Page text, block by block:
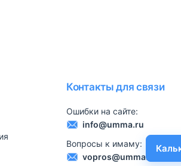
Контакты для связи
Ошибки на сайте:
info@umma.ru
Вопросы к имаму:
vopros@umma.ru